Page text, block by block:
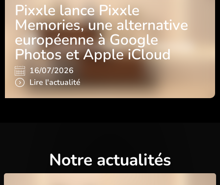
Pixxle lance Pixxle
Memories, une alternative
européenne à Google
Photos et Apple iCloud
16/07/2026
Lire l'actualité
Notre actualités